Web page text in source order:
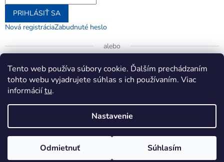
Tento web používa súbory cookie. Ďalším prechádzaním
tohto webu vyjadrujete súhlas s ich používaním. Viac
informáciítu.
Nastavenie
Odmietnuť Súhlasím
PRIHLÁSIŤ SA
Nová registráciaZabudnuté heslo
alebo
Prihlásiť sa cez Google
. Všetky práva vyhradené.